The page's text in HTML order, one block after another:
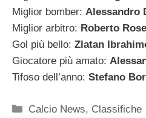
Miglior bomber: Alessandro
Miglior arbitro: Roberto
Gol più bello: Zlatan
Giocatore più amato:
Tifoso dell’anno: Stefano
Categorie
Calcio News, Classifiche